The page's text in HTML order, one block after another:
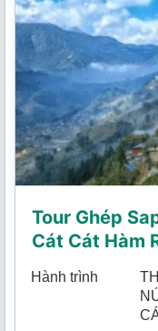
Tour Ghép
Cát Cát Hàm
Hành trình